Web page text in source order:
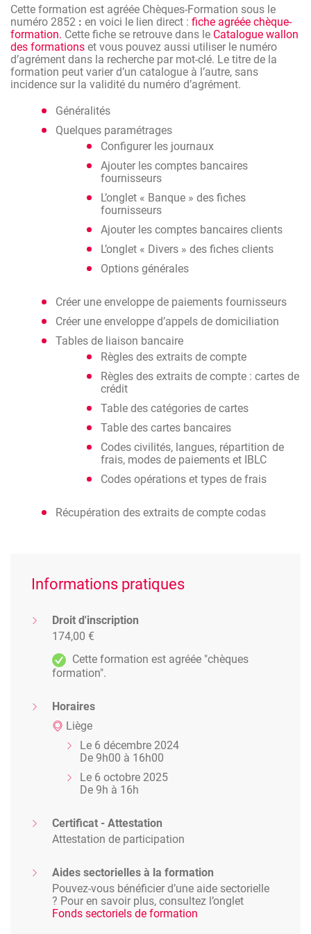
Cette formation est agréée Chèques-Formation sous le
numéro 2852 : en voici le lien direct : fiche agréée chèque-
formation. Cette fiche se retrouve dans le Catalogue wallon
des formations et vous pouvez aussi utiliser le numéro
d’agrément dans la recherche par mot-clé. Le titre de la
formation peut varier d’un catalogue à l’autre, sans
incidence sur la validité du numéro d’agrément.
Généralités
Quelques paramétrages
Configurer les journaux
Ajouter les comptes bancaires
fournisseurs
L’onglet « Banque » des fiches
fournisseurs
Ajouter les comptes bancaires clients
L’onglet « Divers » des fiches clients
Options générales
Créer une enveloppe de paiements fournisseurs
Créer une enveloppe d’appels de domiciliation
Tables de liaison bancaire
Règles des extraits de compte
Règles des extraits de compte : cartes de
crédit
Table des catégories de cartes
Table des cartes bancaires
Codes civilités, langues, répartition de
frais, modes de paiements et IBLC
Codes opérations et types de frais
Récupération des extraits de compte codas
Informations pratiques
Droit d'inscription
174,00 €
Cette formation est agréée "chèques
formation".
Horaires
Liège
Le 6 décembre 2024
De 9h00 à 16h00
Le 6 octobre 2025
De 9h à 16h
Certificat - Attestation
Attestation de participation
Aides sectorielles à la formation
Pouvez-vous bénéficier d’une aide sectorielle
? Pour en savoir plus, consultez l’onglet
Fonds sectoriels de formation